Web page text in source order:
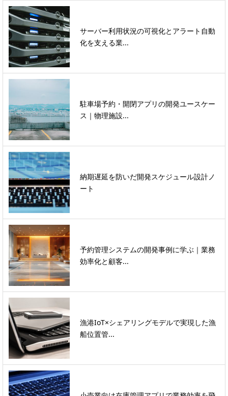
サーバー利用状況の可視化とアラート自動
化を支える業...
駐車場予約・開閉アプリの開発ユースケー
ス｜物理施設...
納期遅延を防いだ開発スケジュール設計ノ
ート
予約管理システムの開発事例に学ぶ｜業務
効率化と顧客...
漁港IoT×シェアリングモデルで実現した漁
船位置管...